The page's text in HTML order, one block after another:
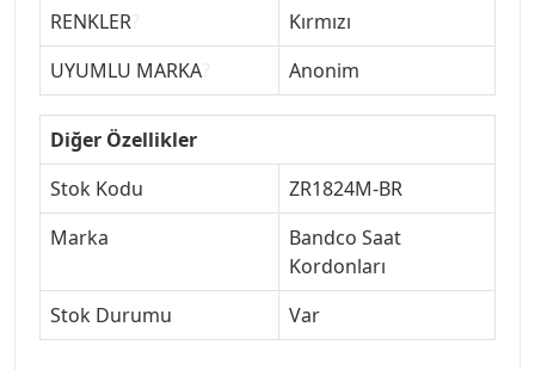
RENKLER
Kırmızı
UYUMLU MARKA
Anonim
Diğer Özellikler
Stok Kodu
ZR1824M-BR
Marka
Bandco Saat
Kordonları
Stok Durumu
Var